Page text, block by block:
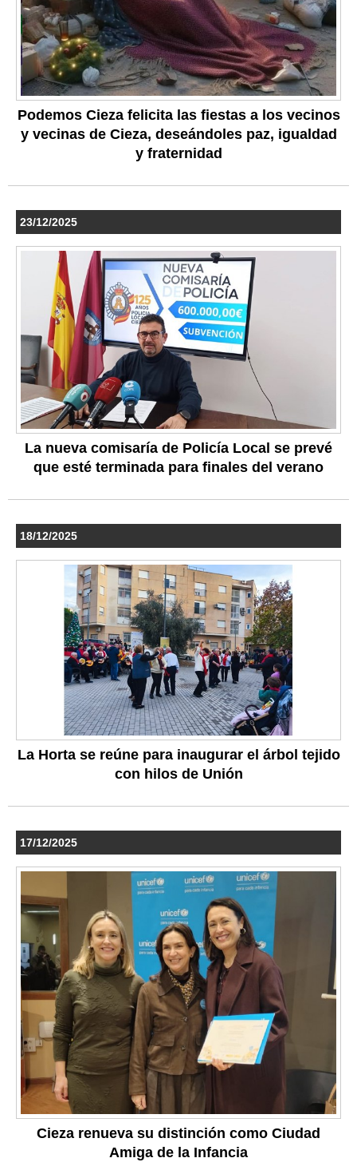
Podemos Cieza felicita las fiestas a los vecinos
y vecinas de Cieza, deseándoles paz, igualdad
y fraternidad
23/12/2025
La nueva comisaría de Policía Local se prevé
que esté terminada para finales del verano
18/12/2025
La Horta se reúne para inaugurar el árbol tejido
con hilos de Unión
17/12/2025
Cieza renueva su distinción como Ciudad
Amiga de la Infancia